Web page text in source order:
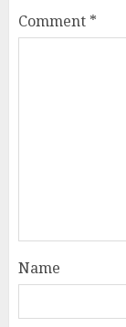
Comment *
Name